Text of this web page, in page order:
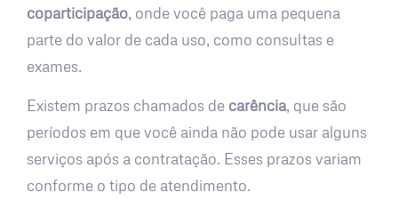
coparticipação, onde você paga uma pequena
parte do valor de cada uso, como consultas e
exames.
Existem prazos chamados de carência, que são
períodos em que você ainda não pode usar alguns
serviços após a contratação. Esses prazos variam
conforme o tipo de atendimento.